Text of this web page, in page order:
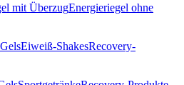
mit ÜberzugEnergieriegel ohne
Eiweiß-ShakesRecovery-